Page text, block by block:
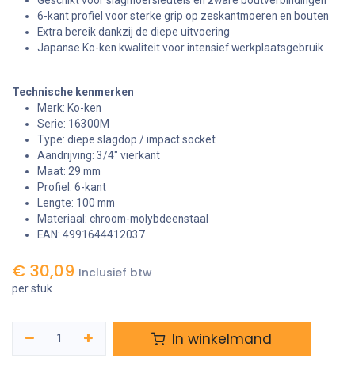
6-kant profiel voor sterke grip op zeskantmoeren en bouten
Extra bereik dankzij de diepe uitvoering
Japanse Ko-ken kwaliteit voor intensief werkplaatsgebruik
Technische kenmerken
Merk: Ko-ken
Serie: 16300M
Type: diepe slagdop / impact socket
Aandrijving: 3/4" vierkant
Maat: 29 mm
Profiel: 6-kant
Lengte: 100 mm
Materiaal: chroom-molybdeenstaal
EAN: 4991644412037
€ 30,09 Inclusief btw
per stuk
In winkelmand